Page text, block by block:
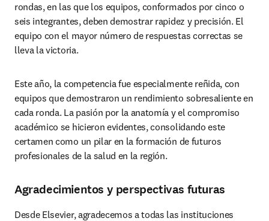
rondas, en las que los equipos, conformados por cinco o
seis integrantes, deben demostrar rapidez y precisión. El
equipo con el mayor número de respuestas correctas se
lleva la victoria.
Este año, la competencia fue especialmente reñida, con
equipos que demostraron un rendimiento sobresaliente en
cada ronda. La pasión por la anatomía y el compromiso
académico se hicieron evidentes, consolidando este
certamen como un pilar en la formación de futuros
profesionales de la salud en la región.
Agradecimientos y perspectivas futuras
Desde Elsevier, agradecemos a todas las instituciones